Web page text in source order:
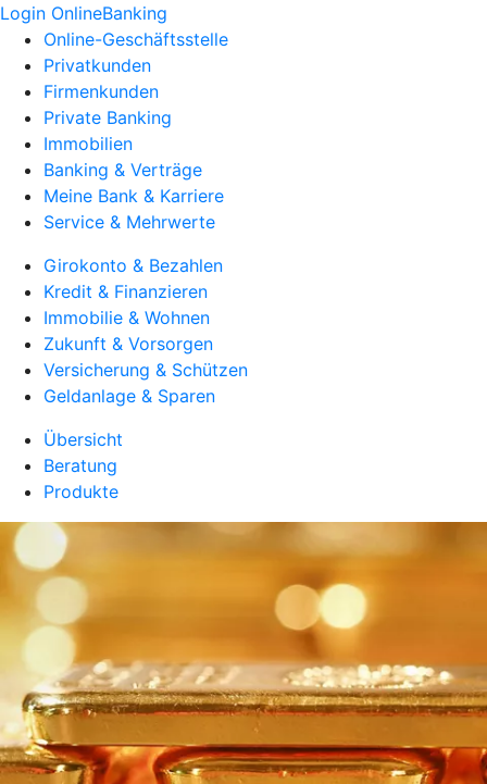
Login OnlineBanking
Online-Geschäftsstelle
Privatkunden
Firmenkunden
Private Banking
Immobilien
Banking & Verträge
Meine Bank & Karriere
Service & Mehrwerte
Girokonto & Bezahlen
Kredit & Finanzieren
Immobilie & Wohnen
Zukunft & Vorsorgen
Versicherung & Schützen
Geldanlage & Sparen
Übersicht
Beratung
Produkte